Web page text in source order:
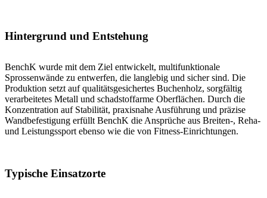
Hintergrund und Entstehung
BenchK wurde mit dem Ziel entwickelt, multifunktionale
Sprossenwände zu entwerfen, die langlebig und sicher sind. Die
Produktion setzt auf qualitätsgesichertes Buchenholz, sorgfältig
verarbeitetes Metall und schadstoffarme Oberflächen. Durch die
Konzentration auf Stabilität, praxisnahe Ausführung und präzise
Wandbefestigung erfüllt BenchK die Ansprüche aus Breiten-, Reha-
und Leistungssport ebenso wie die von Fitness-Einrichtungen.
Typische Einsatzorte